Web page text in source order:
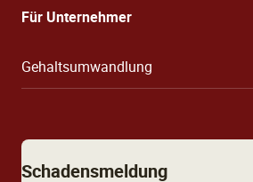
Für Unternehmer
Gehaltsumwandlung
Schadensmeldung